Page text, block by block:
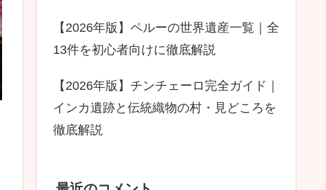
【2026年版】ペルーの世界遺産一覧｜全
13件を初心者向けに徹底解説
【2026年版】チンチェーロ完全ガイド｜
インカ遺跡と伝統織物の村・見どころを
徹底解説